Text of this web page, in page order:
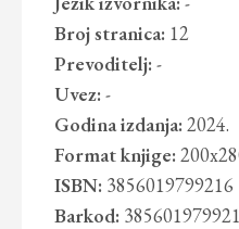
Broj stranica: 12
Prevoditelj: -
Uvez: -
Godina izdanja: 2024.
Format knjige:
ISBN: 3856019799216
Barkod: